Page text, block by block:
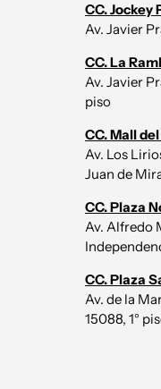
CC. Jockey
Av. Javier
CC. La
Av. Javier
piso
CC. Mall
Av. Los
Juan de
CC. Plaza
Av. Alfredo
CC. Plaza
Av. de la
15088, 1°